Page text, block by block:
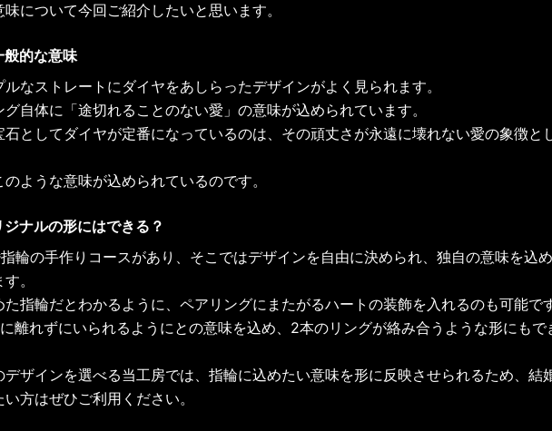
について今回ご紹介したいと思います。
般的な意味
なストレートにダイヤをあしらったデザインがよく見られます。
自体に「途切れることのない愛」の意味が込められています。
としてダイヤが定番になっているのは、その頑丈さが永遠に壊れない愛の象徴と
ような意味が込められているのです。
ナルの形にはできる？
輪の手作りコースがあり、そこではデザインを自由に決められ、独自の意味を込
。
指輪だとわかるように、ペアリングにまたがるハートの装飾を入れるのも可能です
離れずにいられるようにとの意味を込め、2本のリングが絡み合うような形にもで
ザインを選べる当工房では、指輪に込めたい意味を形に反映させられるため、結
方はぜひご利用ください。